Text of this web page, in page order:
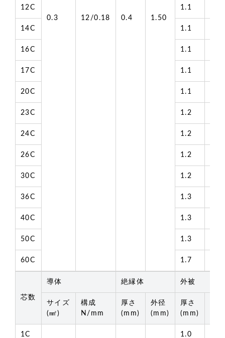
0.3 12/0.18 0.4 1.50
12C 1.1
14C 1.1
16C 1.1
17C 1.1
20C 1.1
23C 1.2
24C 1.2
26C 1.2
30C 1.2
36C 1.3
40C 1.3
50C 1.3
60C 1.7
芯数
導体 絶縁体 外被
サイズ
(㎟)
構成
N/mm
厚さ
(mm)
外径
(mm)
厚さ
(mm)
1C 1.0